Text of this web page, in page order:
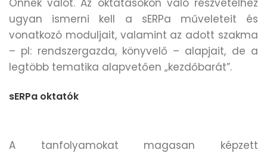
Önnek valót. Az oktatásokon való részvételhez
ugyan ismerni kell a sERPa műveleteit és
vonatkozó moduljait, valamint az adott szakma
– pl: rendszergazda, könyvelő – alapjait, de a
legtöbb tematika alapvetően „kezdőbarát”.
sERPa oktatók
A tanfolyamokat magasan képzett